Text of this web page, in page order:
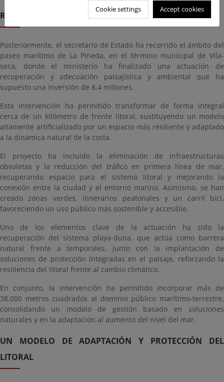
RECUPERACIÓN Y ADECUACIÓN DE LA PINEDA
Posteriormente, el secretario de Estado ha recorrido el ámbito del
paseo marítimo de La Pineda, en el término municipal de Vila-
seca, donde el ministerio ha finalizado una actuación de
recuperación y adecuación paisajística y ambiental que ha
supuesto una inversión de 8,4 millones.
Esta intervención ha permitido transformar de forma integral
cerca de un kilómetro de frente litoral, sustituyendo un modelo
altamente artificializado por un espacio más resiliente y adaptado
a la dinámica natural de la costa.
El proyecto ha incluido la eliminación de infraestructuras
obsoletas y la reducción del tráfico en primera línea de mar,
recuperando espacio para el sistema litoral y mejorando la
conexión entre la ciudad y el entorno marino. Asimismo, se han
creado zonas verdes, itinerarios peatonales y un carril bici,
favoreciendo un uso público más sostenible y accesible.
Uno de los elementos clave de la actuación ha sido la
recuperación del sistema playa-duna, que actúa como barrera
natural frente a temporales, junto con la implantación de
soluciones de protección integradas en el paisaje, reforzando la
resiliencia del litoral frente al cambio climático.
En conjunto, la intervención ha permitido incorporar más de
38.000 metros cuadrados al dominio público marítimo-terrestre,
consolidando un modelo de gestión basado en soluciones
naturales y en la adaptación al aumento del nivel del mar.
UN MODELO DE ADAPTACIÓN Y PROTECCIÓN DEL
LITORAL
Cookie settings Accept cookies